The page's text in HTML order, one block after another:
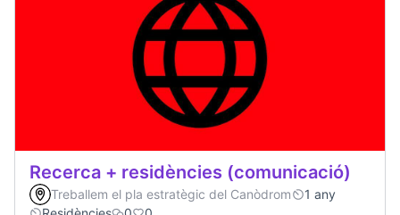
Recerca + residències (comunicació)
Treballem el pla estratègic del Canòdrom
1 any